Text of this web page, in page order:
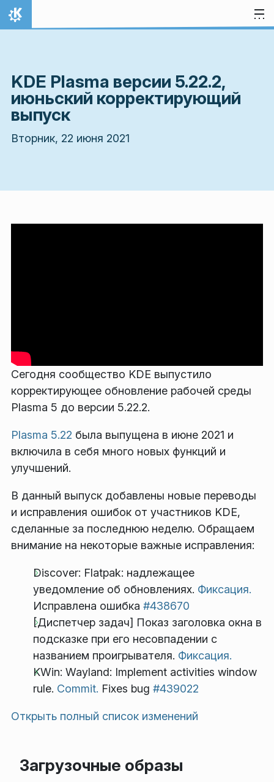
Перейти к содержимому
На главную
KDE Plasma версии 5.22.2,
июньский корректирующий
выпуск
Вторник, 22 июня 2021
Сегодня сообщество KDE выпустило
корректирующее обновление рабочей среды
Plasma 5 до версии 5.22.2.
Plasma 5.22 была выпущена в июне 2021 и
включила в себя много новых функций и
улучшений.
В данный выпуск добавлены новые переводы
и исправления ошибок от участников KDE,
сделанные за последнюю неделю. Обращаем
внимание на некоторые важные исправления:
Discover: Flatpak: надлежащее
уведомление об обновлениях. Фиксация.
Исправлена ошибка #438670
[Диспетчер задач] Показ заголовка окна в
подсказке при его несовпадении с
названием проигрывателя. Фиксация.
KWin: Wayland: Implement activities window
rule. Commit. Fixes bug #439022
Открыть полный список изменений
Загрузочные образы